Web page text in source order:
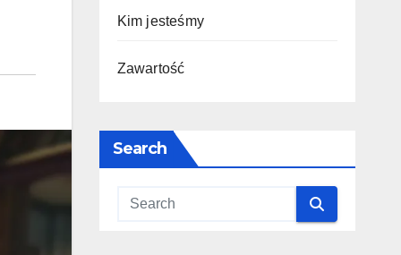
Kim jesteśmy
Zawartość
Search